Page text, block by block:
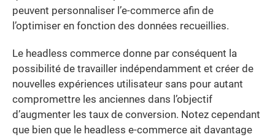
peuvent personnaliser l’e-commerce afin de
l’optimiser en fonction des données recueillies.
Le headless commerce donne par conséquent la
possibilité de travailler indépendamment et créer de
nouvelles expériences utilisateur sans pour autant
compromettre les anciennes dans l’objectif
d’augmenter les taux de conversion. Notez cependant
que bien que le headless e-commerce ait davantage